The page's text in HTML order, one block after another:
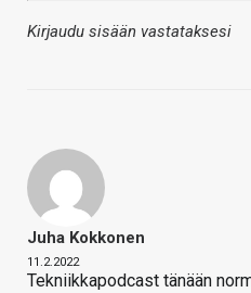
Kirjaudu sisään vastataksesi
Juha Kokkonen
11.2.2022
Tekniikkapodcast tänään